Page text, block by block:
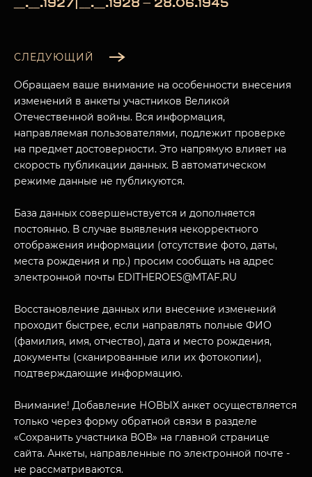
МУЗЕЙНЫЙ КОМПЛЕКС
ПОСЕТИТЕЛЯМ
О НАС
НАЗАД
__.__.1927|__.__.1928 — 28.06.1945
СЛЕДУЮЩИЙ
Обращаем ваше внимание на особенности внесения
изменений в анкеты участников Великой
Отечественной войны. Вся информация,
направляемая пользователями, подлежит проверке
на предмет достоверности. Это напрямую влияет на
скорость публикации данных. В автоматическом
режиме данные не публикуются.
База данных совершенствуется и дополняется
постоянно. В случае выявления некорректного
отображения информации (отсутствие фото, даты,
места рождения и пр.) просим сообщать на адрес
электронной почты EDITHEROES@MTAF.RU
Восстановление данных или внесение изменений
проходит быстрее, если направлять полные ФИО
(фамилия, имя, отчество), дата и место рождения,
документы (сканированные или их фотокопии),
подтверждающие информацию.
Внимание! Добавление НОВЫХ анкет осуществляется
только через форму обратной связи в разделе
«Сохранить участника ВОВ» на главной странице
сайта. Анкеты, направленные по электронной почте -
не рассматриваются.